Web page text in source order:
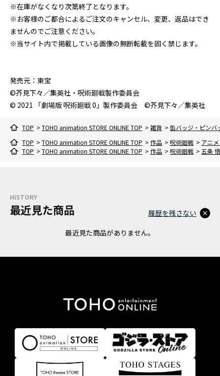
※在庫がなくなり次第終了となります。
※お客様のご都合によるご注文のキャンセル、変更、返品はでき
ませんのでご注意ください。
※当サイト内で掲載している画像の無断転載を固く禁じます。
発売元：東宝
©芥見下々／集英社・呪術廻戦製作委員会
© 2021 「劇場版 呪術廻戦 0」製作委員会 ©芥見下々／集英社
TOP > TOHO animation STORE ONLINE TOP > 雑貨 > 缶バッジ・ピンバ
TOP > TOHO animation STORE ONLINE TOP > 作品 > 呪術廻戦 > アニ
TOP > TOHO animation STORE ONLINE TOP > 作品 > 呪術廻戦 > 五条 悟
HISTORY
最近見た商品
最近見た商品がありません。
履歴を残さない